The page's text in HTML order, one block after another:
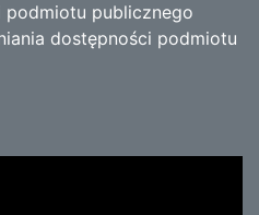
podmiotu publicznego
dostępności podmiotu